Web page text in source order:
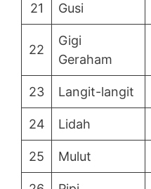
21 Gusi
22
Gigi
Geraham
23 Langit-langit
24 Lidah
25 Mulut